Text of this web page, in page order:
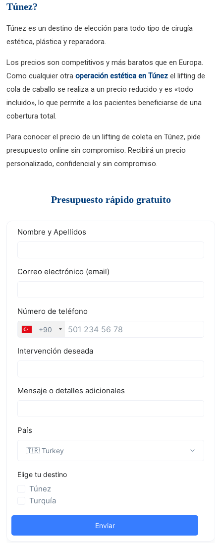
Túnez?
Túnez es un destino de elección para todo tipo de cirugía
estética, plástica y reparadora.
Los precios son competitivos y más baratos que en Europa.
Como cualquier otraoperación estética en Túnez el lifting de
cola de caballo se realiza a un precio reducido y es «todo
incluido», lo que permite a los pacientes beneficiarse de una
cobertura total.
Para conocer el precio de un lifting de coleta en Túnez, pide
presupuesto online sin compromiso. Recibirá un precio
personalizado, confidencial y sin compromiso.
Presupuesto rápido gratuito